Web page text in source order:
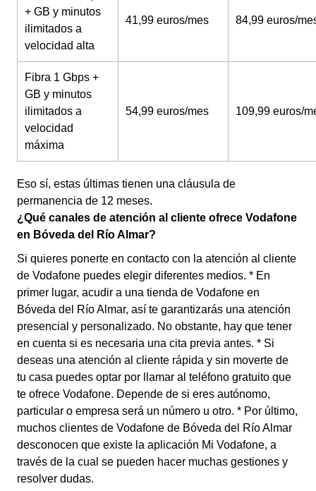
+ GB y minutos
ilimitados a
velocidad alta
41,99 euros/mes 84,99 euros/
Fibra 1 Gbps +
GB y minutos
ilimitados a
velocidad
máxima
54,99 euros/mes 109,99 euros/
Eso sí, estas últimas tienen una cláusula de
permanencia de 12 meses.
¿Qué canales de atención al cliente ofrece Vodafone
en Bóveda del Río Almar?
Si quieres ponerte en contacto con la atención al cliente
de Vodafone puedes elegir diferentes medios. * En
primer lugar, acudir a una tienda de Vodafone en
Bóveda del Río Almar, así te garantizarás una atención
presencial y personalizado. No obstante, hay que tener
en cuenta si es necesaria una cita previa antes. * Si
deseas una atención al cliente rápida y sin moverte de
tu casa puedes optar por llamar al teléfono gratuito que
te ofrece Vodafone. Depende de si eres autónomo,
particular o empresa será un número u otro. * Por último,
muchos clientes de Vodafone de Bóveda del Río Almar
desconocen que existe la aplicación Mi Vodafone, a
través de la cual se pueden hacer muchas gestiones y
resolver dudas.